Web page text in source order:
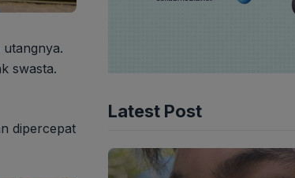
swasta.
dipercepat
Latest Post